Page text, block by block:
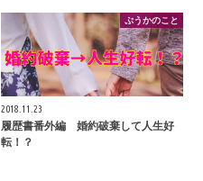
ぷうかのこと
2018.11.23
履歴書番外編 婚約破棄して人生好
転！？